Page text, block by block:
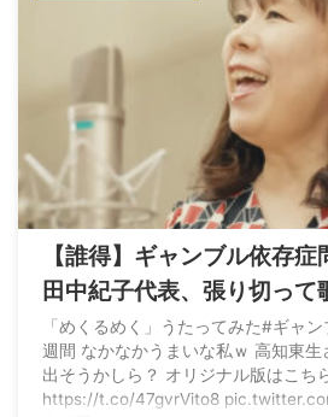
【誰得】ギャンブル依存
田中紀子代表、張り切って
を公開
「めくるめく」うたってみた#ギャ
週間 なかなかうまいな私ｗ 高知東生
出そうかしら？ オリジナル版はこち
https://t.co/47gvrVito8